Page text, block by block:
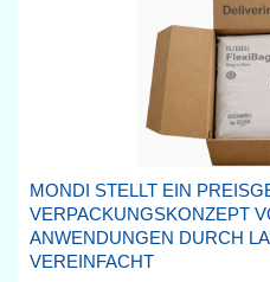
MONDI STELLT EIN
VERPACKUNGSKONZEPT
ANWENDUNGEN DURCH
VEREINFACHT